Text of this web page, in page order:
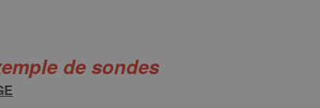
de sondes